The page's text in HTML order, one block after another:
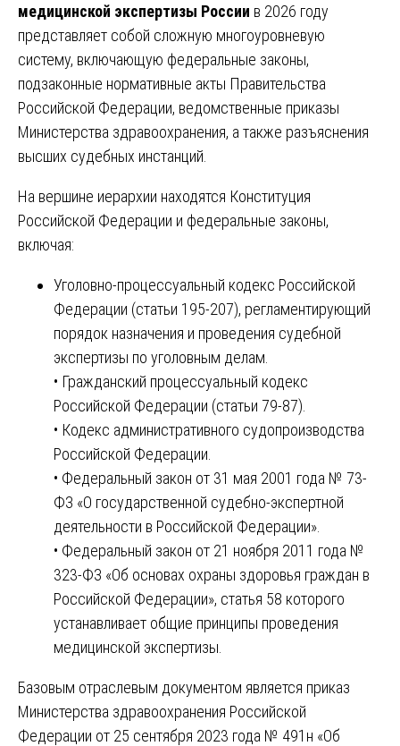
медицинской экспертизы России в 2026 году
представляет собой сложную многоуровневую
систему, включающую федеральные законы,
подзаконные нормативные акты Правительства
Российской Федерации, ведомственные приказы
Министерства здравоохранения, а также разъяснения
высших судебных инстанций.
На вершине иерархии находятся Конституция
Российской Федерации и федеральные законы,
включая:
Уголовно-процессуальный кодекс Российской
Федерации (статьи 195-207), регламентирующий
порядок назначения и проведения судебной
экспертизы по уголовным делам.
• Гражданский процессуальный кодекс
Российской Федерации (статьи 79-87).
• Кодекс административного судопроизводства
Российской Федерации.
• Федеральный закон от 31 мая 2001 года № 73-
ФЗ «О государственной судебно-экспертной
деятельности в Российской Федерации».
• Федеральный закон от 21 ноября 2011 года №
323-ФЗ «Об основах охраны здоровья граждан в
Российской Федерации», статья 58 которого
устанавливает общие принципы проведения
медицинской экспертизы.
Базовым отраслевым документом является приказ
Министерства здравоохранения Российской
Федерации от 25 сентября 2023 года № 491н «Об